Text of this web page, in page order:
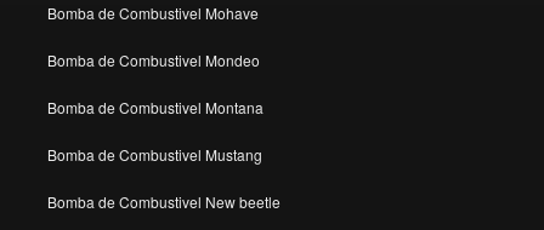
Bomba de Combustivel Mohave
Bomba de Combustivel Mondeo
Bomba de Combustivel Montana
Bomba de Combustivel Mustang
Bomba de Combustivel New beetle